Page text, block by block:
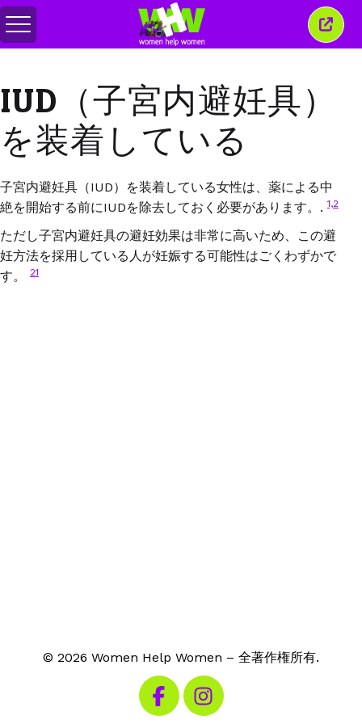
メ
ニ
の
切
り
替
え
こ
の
IUD（子宮内避妊具）
を装着している
子宮内避妊具（IUD）を装着している女性は、薬による中
絶を開始する前にIUDを除去しておく必要があります。 .1,2
ただし子宮内避妊具の避妊効果は非常に高いため、この避
妊方法を採用している人が妊娠する可能性はごくわずかで
す。
21
© 2026 Women Help Women – 全著作権所有.
私たちのFacebookを見る
私たちのInstagramを見る